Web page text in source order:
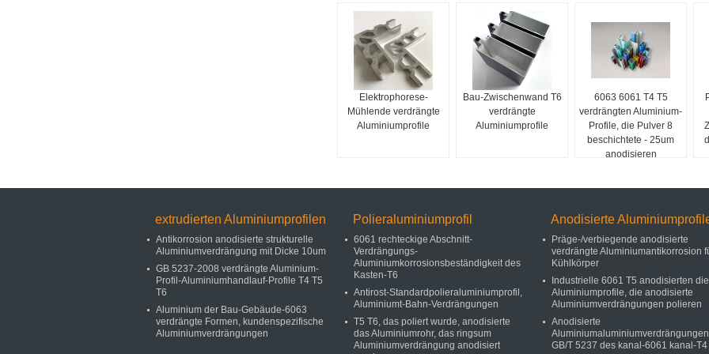
Elektrophorese-
Mühlende verdrängte
Aluminiumprofile
Bau-Zwischenwand T6
verdrängte
Aluminiumprofile
6063 6061 T4 T5
verdrängten Aluminium-
Profile, die Pulver 8
beschichtete - 25um
anodisieren
extrudierten Aluminiumprofilen
Antikorrosion anodisierte strukturelle
Aluminiumverdrängung mit Dicke 10um
GB 5237-2008 verdrängte Aluminium-
Profil-Aluminiumhandlauf-Profile T4 T5
T6
Aluminium der Bau-Gebäude-6063
verdrängte Formen, kundenspezifische
Aluminiumverdrängungen
Polieraluminiumprofil
6061 rechteckige Abschnitt-
Verdrängungs-
Aluminiumkorrosionsbeständigkeit des
Kasten-T6
Antirost-Standardpolieraluminiumprofil,
Aluminiumt-Bahn-Verdrängungen
T5 T6, das poliert wurde, anodisierte
das Aluminiumrohr, das ringsum
Aluminiumverdrängung anodisiert
Anodisierte
Präge-/verbiegende anodisierte
verdrängte Aluminiumantikorrosion
Kühlkörper
Industrielle 6061 T5 anodisierten die
Aluminiumprofile, die anodisierte
Aluminiumverdrängungen polieren
Anodisierte
Aluminiumaluminiumverdrängungen
GB/T 5237 des kanal-6061 kanal-T4